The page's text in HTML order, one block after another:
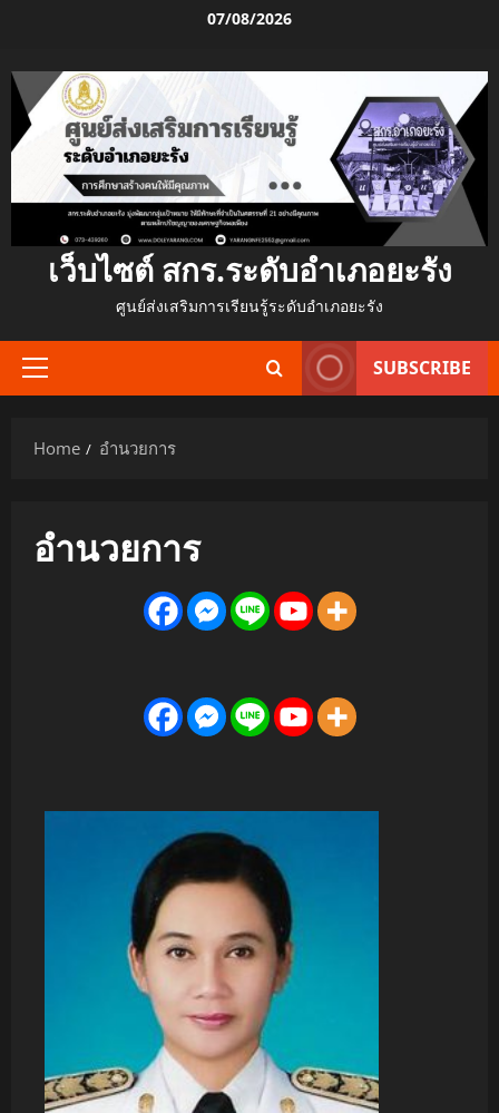
content
07/08/2026
เว็บไซต์ สกร.ระดับอำเภอยะรัง
ศูนย์ส่งเสริมการเรียนรู้ระดับอำเภอยะรัง
Primary
SUBSCRIBE
Home อำนวยการ
อำนวยการ